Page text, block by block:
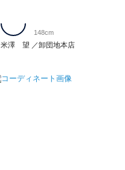
米澤 望 卸団地本店
148cm